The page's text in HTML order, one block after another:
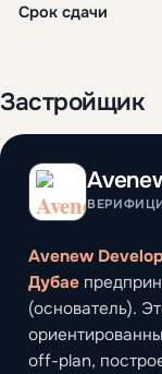
Срок сдачи
Застройщик
Avenew
Дубае
(основатель).
off-plan,